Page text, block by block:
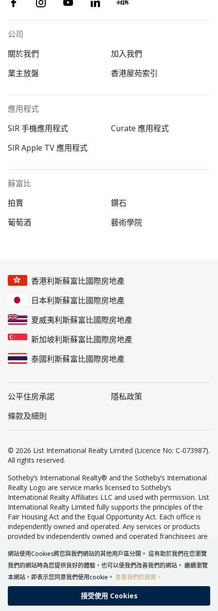
公司
關於我們
加入我們
業主放盤
香港屋苑索引
應用程式
SIR 手機應用程式
Curate 應用程式
SIR Apple TV 應用程式
蘇富比
拍賣
鑽石
葡萄酒
藝術學院
香港利斯蘇富比國際房地產
日本利斯蘇富比國際房地產
夏威夷利斯蘇富比國際房地產
新加坡利斯蘇富比國際房地產
泰國利斯蘇富比國際房地產
公平住房承諾
隱私政策
條款及細則
© 2026 List International Realty Limited (Licence No: C-073987).
All rights reserved.
Sotheby’s International Realty® and the Sotheby’s International
Realty Logo are service marks licensed to Sotheby’s
International Realty Affiliates LLC and used with permission. List
International Realty Limited fully supports the principles of the
Fair Housing Act and the Equal Opportunity Act. Each office is
independently owned and operated. Any services or products
provided by independently owned and operated franchisees are
International Realty Affiliates LLC nor any of its affiliated
companies.
致電查詢 WHATSAPP
網站使用Cookies將您與我們網站的其他用戶區分開。 這有助於我們在您瀏覽
我們的網站時為您提供良好的體驗，也可以使我們改善我們的網站。 繼續瀏覽
本網站，即表示您同意我們使用cookie。 查看我們的政策。
接受使⽤ Cookies